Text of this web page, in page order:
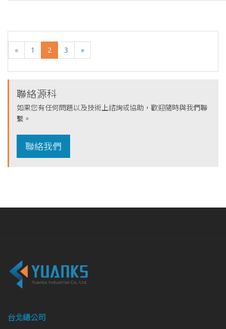
« 1 2 (current)
3 »
聯絡源科
如果您有任何問題以及技術上諮詢或協助，歡迎隨時與我們聯
繫。
聯絡我們
台北總公司